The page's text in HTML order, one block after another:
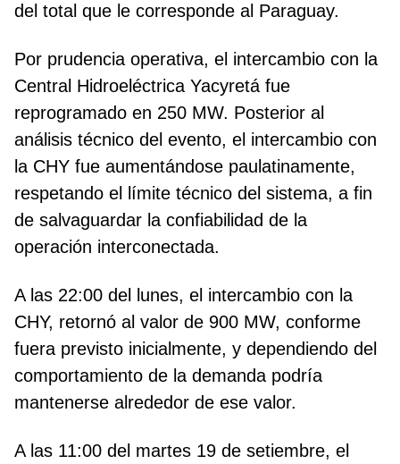
del total que le corresponde al Paraguay.
Por prudencia operativa, el intercambio con la
Central Hidroeléctrica Yacyretá fue
reprogramado en 250 MW. Posterior al
análisis técnico del evento, el intercambio con
la CHY fue aumentándose paulatinamente,
respetando el límite técnico del sistema, a fin
de salvaguardar la confiabilidad de la
operación interconectada.
A las 22:00 del lunes, el intercambio con la
CHY, retornó al valor de 900 MW, conforme
fuera previsto inicialmente, y dependiendo del
comportamiento de la demanda podría
mantenerse alrededor de ese valor.
A las 11:00 del martes 19 de setiembre, el